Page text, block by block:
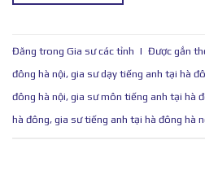
Đăng trong Gia sư các tỉnh | Được gắn
đông hà nội, gia sư dạy tiếng anh tại hà
đông hà nội, gia sư môn tiếng anh tại hà
hà đông, gia sư tiếng anh tại hà đông hà